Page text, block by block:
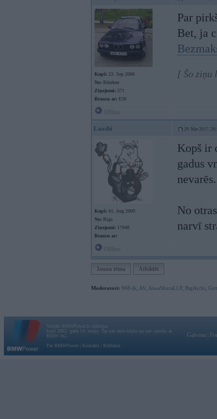
Kopš: 23. Sep 2006
No: Rēzekne
Ziņojumi: 571
Braucu ar: E39
Par
Bet, ja
[ Šo ziņu
Laoshi 29. Mar 2017,
Kopš: 01. Aug 2009
No: Rīga
Ziņojumi: 17948
Braucu ar:
Kopš ir
gadus
nevarēs.
No
narvī
Jauna tēma Atbildēt
Moderatori: 968-jk AV AiwaShuraLLP, BigArchi
Vortāls BMWPower.lv darbojas
kopš 2002. gada 14. maija. Tas nav auto klubs un nav saistīts ar
BMW AG.
Par BMWPower
Kontakti Reklāma
Galvena